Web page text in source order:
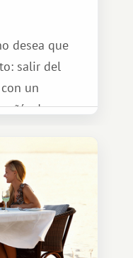
desea que
salir del
un
de